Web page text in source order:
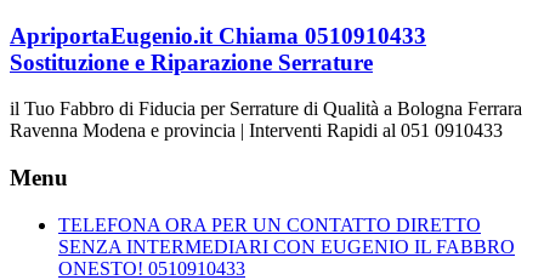
Vai
al
contenuto
ApriportaEugenio.it Chiama 0510910433
Sostituzione e Riparazione Serrature
il Tuo Fabbro di Fiducia per Serrature di Qualità a Bologna Ferrara
Ravenna Modena e provincia | Interventi Rapidi al 051 0910433
Menu
TELEFONA ORA PER UN CONTATTO DIRETTO
SENZA INTERMEDIARI CON EUGENIO IL FABBRO
ONESTO! 0510910433